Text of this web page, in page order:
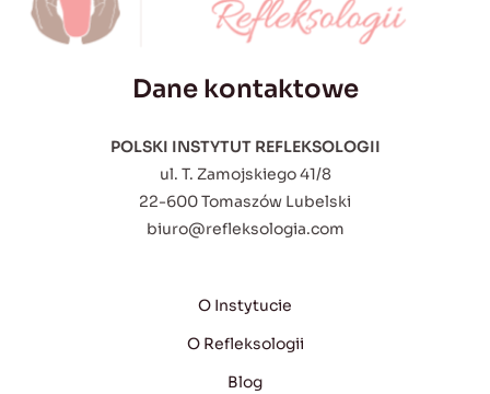
Dane kontaktowe
POLSKI INSTYTUT REFLEKSOLOGII
ul. T. Zamojskiego 41/8
22-600 Tomaszów Lubelski
biuro@refleksologia.com
O Instytucie
O Refleksologii
Blog